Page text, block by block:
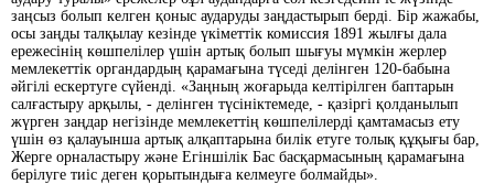
заңсыз болып келген қоныс аударуды заңдастырып берді. Бір жажабы,
осы заңды талқылау кезінде үкіметтік комиссия 1891 жылғы дала
ережесінің көшпелілер үшін артық болып шығуы мүмкін жерлер
мемлекеттік органдардың қарамағына түседі делінген 120-бабына
әйгілі ескертуге сүйенді. «Заңның жоғарыда келтірілген баптарын
салғастыру арқылы, - делінген түсініктемеде, - қазіргі қолданылып
жүрген заңдар негізінде мемлекеттің көшпелілерді қамтамасыз ету
үшін өз қалауынша артық алқаптарына билік етуге толық құқығы бар,
Жерге орналастыру және Егіншілік Бас басқармасының қарамағына
берілуге тиіс деген қорытындыға келмеуге болмайды».